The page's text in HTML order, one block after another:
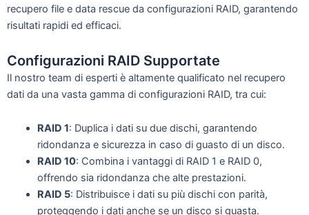
recupero file e data rescue da configurazioni RAID, garantendo
risultati rapidi ed efficaci.
Configurazioni RAID Supportate
Il nostro team di esperti è altamente qualificato nel recupero
dati da una vasta gamma di configurazioni RAID, tra cui:
RAID 1: Duplica i dati su due dischi, garantendo
ridondanza e sicurezza in caso di guasto di un disco.
RAID 10: Combina i vantaggi di RAID 1 e RAID 0,
offrendo sia ridondanza che alte prestazioni.
RAID 5: Distribuisce i dati su più dischi con parità,
proteggendo i dati anche se un disco si guasta.